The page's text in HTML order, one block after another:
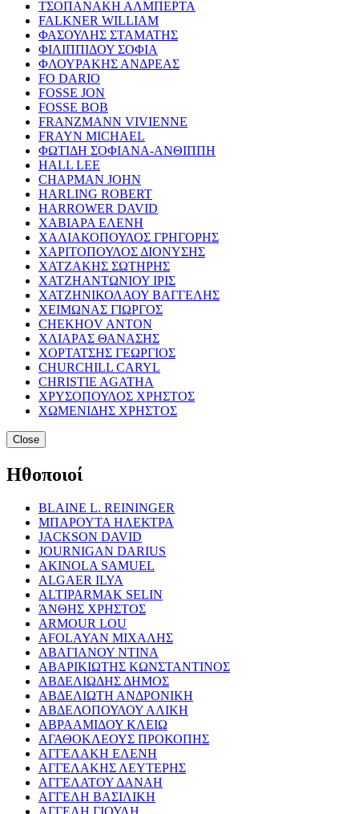
ΤΣΟΠΑΝΑΚΗ ΑΛΜΠΕΡΤΑ
FALKNER WILLIAM
ΦΑΣΟΥΛΗΣ ΣΤΑΜΑΤΗΣ
ΦΙΛΙΠΠΙΔΟΥ ΣΟΦΙΑ
ΦΛΟΥΡΑΚΗΣ ΑΝΔΡΕΑΣ
FO DARIO
FOSSE JON
FOSSE BOB
FRANZMANN VIVIENNE
FRAYN MICHAEL
ΦΩΤΙΔΗ ΣΟΦΙΑΝΑ-ΑΝΘΙΠΠΗ
HALL LEE
CHAPMAN JOHN
HARLING ROBERT
HARROWER DAVID
ΧΑΒΙΑΡΑ ΕΛΕΝΗ
ΧΑΛΙΑΚΟΠΟΥΛΟΣ ΓΡΗΓΟΡΗΣ
ΧΑΡΙΤΟΠΟΥΛΟΣ ΔΙΟΝΥΣΗΣ
ΧΑΤΖΑΚΗΣ ΣΩΤΗΡΗΣ
ΧΑΤΖΗΑΝΤΩΝΙΟΥ ΙΡΙΣ
ΧΑΤΖΗΝΙΚΟΛΑΟΥ ΒΑΓΓΕΛΗΣ
ΧΕΙΜΩΝΑΣ ΓΙΩΡΓΟΣ
CHEKHOV ANTON
ΧΛΙΑΡΑΣ ΘΑΝΑΣΗΣ
ΧΟΡΤΑΤΣΗΣ ΓΕΩΡΓΙΟΣ
CHURCHILL CARYL
CHRISTIE AGATHA
ΧΡΥΣΟΠΟΥΛΟΣ ΧΡΗΣΤΟΣ
ΧΩΜΕΝΙΔΗΣ ΧΡΗΣΤΟΣ
Close
Ηθοποιοί
BLAINE L. REININGER
ΜΠΑΡΟΥΤΑ ΗΛΕΚΤΡΑ
JACKSON DAVID
JOURNIGAN DARIUS
AKINOLA SAMUEL
ALGAER ILYA
ALTIPARMAK SELIN
ΆΝΘΗΣ ΧΡΗΣΤΟΣ
ARMOUR LOU
AFOLAYAN ΜΙΧΑΛΗΣ
ΑΒΑΓΙΑΝΟΥ ΝΤΙΝΑ
ΑΒΑΡΙΚΙΩΤΗΣ ΚΩΝΣΤΑΝΤΙΝΟΣ
ΑΒΔΕΛΙΩΔΗΣ ΔΗΜΟΣ
ΑΒΔΕΛΙΩΤΗ ΑΝΔΡΟΝΙΚΗ
ΑΒΔΕΛΟΠΟΥΛΟΥ ΑΛΙΚΗ
ΑΒΡΑΑΜΙΔΟΥ ΚΛΕΙΩ
ΑΓΑΘΟΚΛΕΟΥΣ ΠΡΟΚΟΠΗΣ
ΑΓΓΕΛΑΚΗ ΕΛΕΝΗ
ΑΓΓΕΛΑΚΗΣ ΛΕΥΤΕΡΗΣ
ΑΓΓΕΛΑΤΟΥ ΔΑΝΑΗ
ΑΓΓΕΛΗ ΒΑΣΙΛΙΚΗ